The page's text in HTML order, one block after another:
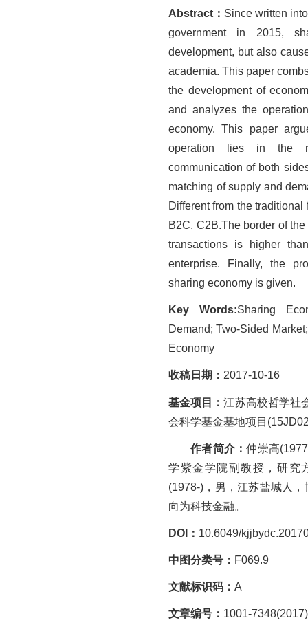
Abstract： Since written
government in 2015,
development, but also
academia. This paper
the development of
and analyzes the
economy. This paper
operation lies in the
communication of both
matching of supply and
Different from the
B2C, C2B.The border of
transactions is higher
enterprise. Finally, the
sharing economy is given.
Key Words:Sharing
Demand; Two-Sided
Economy
收稿日期： 2017-10-16
基金项目：江苏高校哲学社
会科学基金基地项目
作者简介：仲崇高
学紫金学院副教授，研究
(1978-)，男，江苏盐城人
向为科技金融。
DOI： 10.6049/
中图分类号： F069.9
文献标识码： A
文章编号： 1001-